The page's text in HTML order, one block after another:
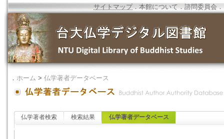
サイトマップ．本館について ．諮問委員会 ．
． ホーム > 仏学著者データベース
仏学著者検索 検索結果 仏学著者データベース